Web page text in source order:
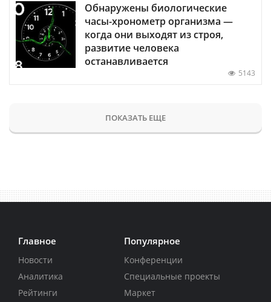
Обнаружены биологические
часы-хронометр организма —
когда они выходят из строя,
развитие человека
останавливается
5143
ПОКАЗАТЬ ЕЩЕ
Главное
Новости
Аналитика
Рейтинги
Популярное
Конференции
Специальные проекты
Маркет